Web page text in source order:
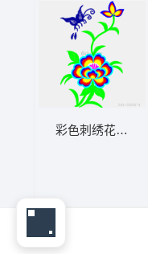
彩色刺绣花卉与